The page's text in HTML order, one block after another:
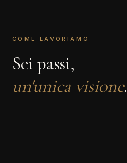
COME LAVORIAMO
Sei passi,
un'unica visione.